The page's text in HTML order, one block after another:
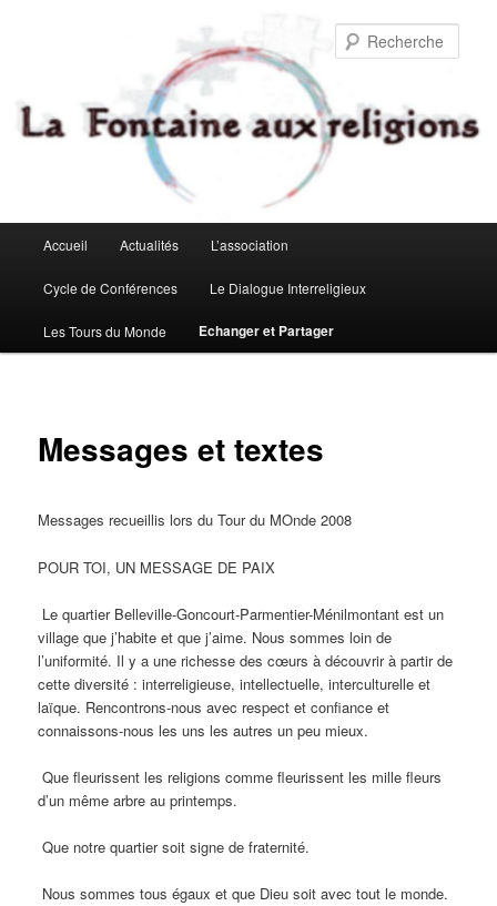
principal
Accueil Actualités L’association
Cycle de Conférences Le Dialogue Interreligieux
Les Tours du Monde Echanger et Partager
Messages et textes
Messages recueillis lors du Tour du MOnde 2008
POUR TOI, UN MESSAGE DE PAIX
Le quartier Belleville-Goncourt-Parmentier-Ménilmontant est un
village que j’habite et que j’aime. Nous sommes loin de
l’uniformité. Il y a une richesse des cœurs à découvrir à partir de
cette diversité : interreligieuse, intellectuelle, interculturelle et
laïque. Rencontrons-nous avec respect et confiance et
connaissons-nous les uns les autres un peu mieux.
Que fleurissent les religions comme fleurissent les mille fleurs
d’un même arbre au printemps.
Que notre quartier soit signe de fraternité.
Nous sommes tous égaux et que Dieu soit avec tout le monde.